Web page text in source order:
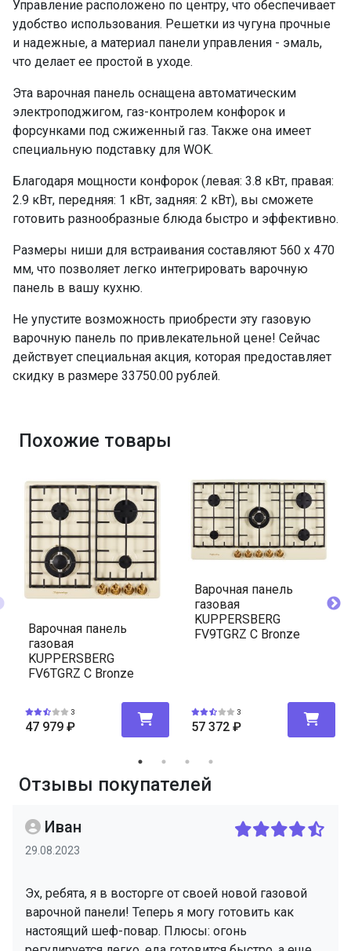
Управление расположено по центру, что обеспечивает
удобство использования. Решетки из чугуна прочные
и надежные, а материал панели управления - эмаль,
что делает ее простой в уходе.
Эта варочная панель оснащена автоматическим
электроподжигом, газ-контролем конфорок и
форсунками под сжиженный газ. Также она имеет
специальную подставку для WOK.
Благодаря мощности конфорок (левая: 3.8 кВт, правая:
2.9 кВт, передняя: 1 кВт, задняя: 2 кВт), вы сможете
готовить разнообразные блюда быстро и эффективно.
Размеры ниши для встраивания составляют 560 x 470
мм, что позволяет легко интегрировать варочную
панель в вашу кухню.
Не упустите возможность приобрести эту газовую
варочную панель по привлекательной цене! Сейчас
действует специальная акция, которая предоставляет
скидку в размере 33750.00 рублей.
Похожие товары
Варочная панель
газовая
KUPPERSBERG
FV6TGRZ C Bronze
3
47 979 ₽
Варочная панель
газовая
KUPPERSBERG
FV9TGRZ C Bronze
3
57 372 ₽
Отзывы покупателей
Иван
29.08.2023
Эх, ребята, я в восторге от своей новой газовой
варочной панели! Теперь я могу готовить как
настоящий шеф-повар. Плюсы: огонь